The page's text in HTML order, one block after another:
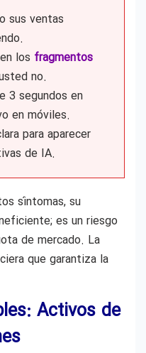
sus ventas
los fragmentos
no.
3 segundos en
en móviles.
para aparecer
de IA.
síntomas, su
es un riesgo
de mercado. La
que garantiza la
Activos de